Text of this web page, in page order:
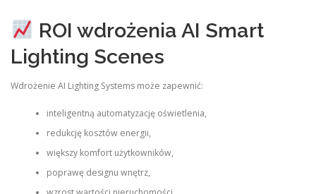
ROI wdrożenia AI Smart
Lighting Scenes
Wdrożenie AI Lighting Systems może zapewnić:
inteligentną automatyzację oświetlenia,
redukcję kosztów energii,
większy komfort użytkowników,
poprawę designu wnętrz,